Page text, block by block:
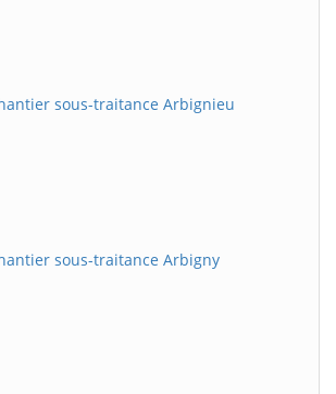
sous-traitance Arbignieu
sous-traitance Arbigny